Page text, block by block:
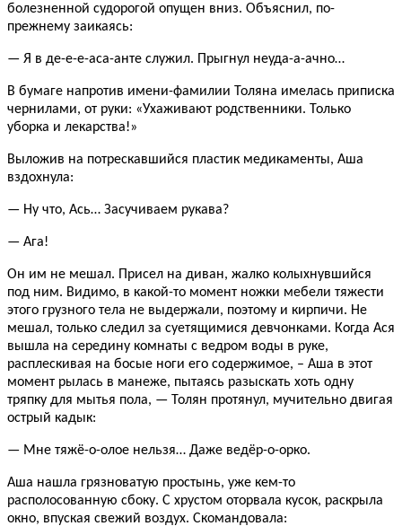
болезненной судорогой опущен вниз. Объяснил, по-
прежнему заикаясь:
— Я в де-е-е-аса-анте служил. Прыгнул неуда-а-ачно…
В бумаге напротив имени-фамилии Толяна имелась приписка
чернилами, от руки: «Ухаживают родственники. Только
уборка и лекарства!»
Выложив на потрескавшийся пластик медикаменты, Аша
вздохнула:
— Ну что, Ась… Засучиваем рукава?
— Ага!
Он им не мешал. Присел на диван, жалко колыхнувшийся
под ним. Видимо, в какой-то момент ножки мебели тяжести
этого грузного тела не выдержали, поэтому и кирпичи. Не
мешал, только следил за суетящимися девчонками. Когда Ася
вышла на середину комнаты с ведром воды в руке,
расплескивая на босые ноги его содержимое, – Аша в этот
момент рылась в манеже, пытаясь разыскать хоть одну
тряпку для мытья пола, — Толян протянул, мучительно двигая
острый кадык:
— Мне тяжё-о-олое нельзя… Даже ведёр-о-орко.
Аша нашла грязноватую простынь, уже кем-то
располосованную сбоку. С хрустом оторвала кусок, раскрыла
окно, впуская свежий воздух. Скомандовала: